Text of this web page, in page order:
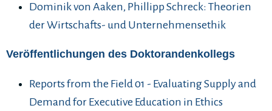
Dominik von Aaken, Phillipp Schreck: Theorien
der Wirtschafts- und Unternehmensethik
Veröffentlichungen des Doktorandenkollegs
Reports from the Field 01 - Evaluating Supply and
Demand for Executive Education in Ethics